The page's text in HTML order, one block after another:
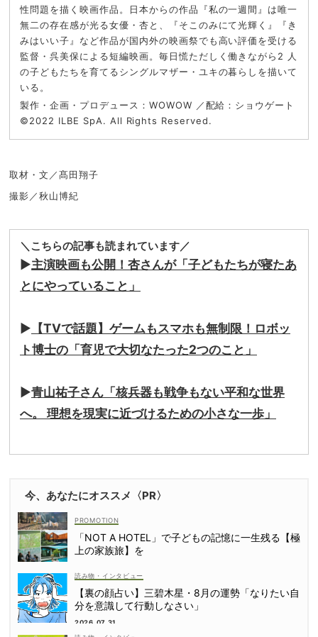
性問題を描く映画作品。日本からの作品『私の一週間』は唯一
無二の存在感が光る女優・杏と、『そこのみにて光輝く』『き
みはいい子』など作品が国内外の映画祭でも高い評価を受ける
監督・呉美保による短編映画。毎日慌ただしく働きながら2 人
の子どもたちを育てるシングルマザー・ユキの暮らしを描いて
いる。
製作・企画・プロデュース：WOWOW ／配給：ショウゲート
©2022 ILBE SpA. All Rights Reserved.
取材・文／髙田翔子
撮影／秋山博紀
＼こちらの記事も読まれています／
▶主演映画も公開！杏さんが「子どもたちが寝たあ
とにやっていること」
▶ 【TVで話題】ゲームもスマホも無制限！ロボッ
ト博士の「育児で大切なたった2つのこと」
▶青山祐子さん「核兵器も戦争もない平和な世界
へ。 理想を現実に近づけるための小さな一歩」
今、あなたにオススメ〈PR〉
「NOT A HOTEL」で子どもの記憶に一生残る【極
上の家族旅】を
読み物・インタビュー
【裏の顔占い】三碧木星・8月の運勢「なりたい自
分を意識して行動しなさい」
2026.07.31